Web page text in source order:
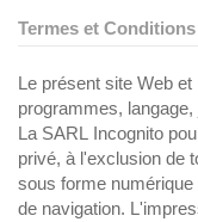
Termes et
Le présent site Web
programmes,
La SARL Incognito
privé, à l'exclusion de
sous forme
de navigation.